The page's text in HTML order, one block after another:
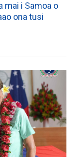
mai i Samoa o
ona tusi